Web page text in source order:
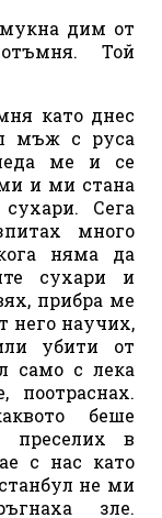
дим от
Той
като днес
мъж с руса
ме и се
и ми стана
Сега
много
няма да
сухари и
прибра ме
него научих,
убити от
само с лека
поотраснах.
беше
в
с нас като
не ми
зле.